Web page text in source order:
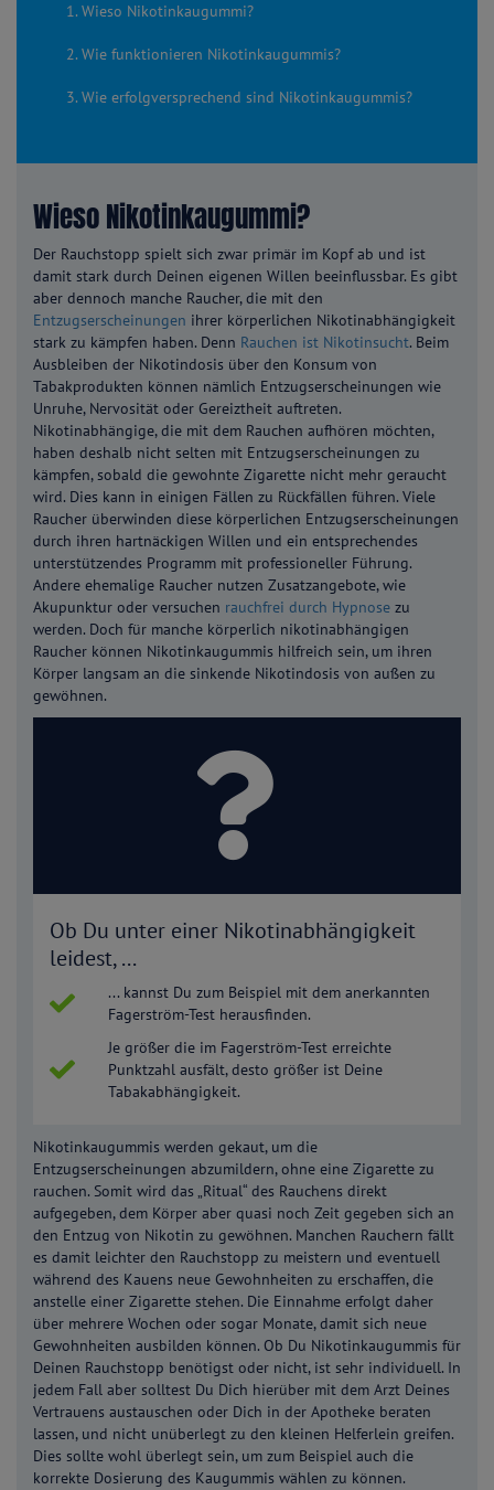
1. Wieso Nikotinkaugummi?
2. Wie funktionieren Nikotinkaugummis?
3. Wie erfolgversprechend sind Nikotinkaugummis?
Wieso Nikotinkaugummi?
Der Rauchstopp spielt sich zwar primär im Kopf ab und ist
damit stark durch Deinen eigenen Willen beeinflussbar. Es gibt
aber dennoch manche Raucher, die mit den
Entzugserscheinungen ihrer körperlichen Nikotinabhängigkeit
stark zu kämpfen haben. Denn Rauchen ist Nikotinsucht. Beim
Ausbleiben der Nikotindosis über den Konsum von
Tabakprodukten können nämlich Entzugserscheinungen wie
Unruhe, Nervosität oder Gereiztheit auftreten.
Nikotinabhängige, die mit dem Rauchen aufhören möchten,
haben deshalb nicht selten mit Entzugserscheinungen zu
kämpfen, sobald die gewohnte Zigarette nicht mehr geraucht
wird. Dies kann in einigen Fällen zu Rückfällen führen. Viele
Raucher überwinden diese körperlichen Entzugserscheinungen
durch ihren hartnäckigen Willen und ein entsprechendes
unterstützendes Programm mit professioneller Führung.
Andere ehemalige Raucher nutzen Zusatzangebote, wie
Akupunktur oder versuchen rauchfrei durch Hypnose zu
werden. Doch für manche körperlich nikotinabhängigen
Raucher können Nikotinkaugummis hilfreich sein, um ihren
Körper langsam an die sinkende Nikotindosis von außen zu
gewöhnen.
Ob Du unter einer Nikotinabhängigkeit
leidest, ...
... kannst Du zum Beispiel mit dem anerkannten
Fagerström-Test herausfinden.
Je größer die im Fagerström-Test erreichte
Punktzahl ausfält, desto größer ist Deine
Tabakabhängigkeit.
Nikotinkaugummis werden gekaut, um die
Entzugserscheinungen abzumildern, ohne eine Zigarette zu
rauchen. Somit wird das „Ritual“ des Rauchens direkt
aufgegeben, dem Körper aber quasi noch Zeit gegeben sich an
den Entzug von Nikotin zu gewöhnen. Manchen Rauchern fällt
es damit leichter den Rauchstopp zu meistern und eventuell
während des Kauens neue Gewohnheiten zu erschaffen, die
anstelle einer Zigarette stehen. Die Einnahme erfolgt daher
über mehrere Wochen oder sogar Monate, damit sich neue
Gewohnheiten ausbilden können. Ob Du Nikotinkaugummis für
Deinen Rauchstopp benötigst oder nicht, ist sehr individuell. In
jedem Fall aber solltest Du Dich hierüber mit dem Arzt Deines
Vertrauens austauschen oder Dich in der Apotheke beraten
lassen, und nicht unüberlegt zu den kleinen Helferlein greifen.
Dies sollte wohl überlegt sein, um zum Beispiel auch die
korrekte Dosierung des Kaugummis wählen zu können.